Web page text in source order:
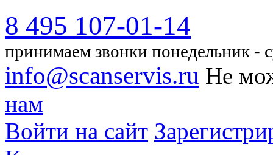
8 495 107-01-14
принимаем звонки понедельник -
info@scanservis.ru Не
нам
Войти на сайт